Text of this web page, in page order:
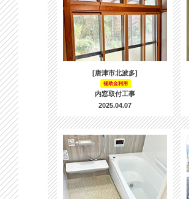
[唐津市北波多]
補助金利用
内窓取付工事
2025.04.07